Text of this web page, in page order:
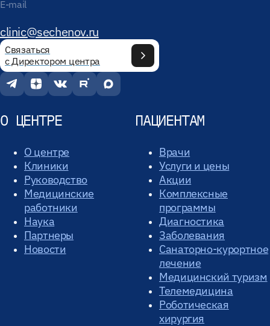
E-mail
clinic@sechenov.ru
Связаться
с Директором центра
О ЦЕНТРЕ
О центре
Клиники
Руководство
Медицинские
работники
Наука
Партнеры
Новости
ПАЦИЕНТАМ
Врачи
Услуги и цены
Акции
Комплексные
программы
Диагностика
Заболевания
Санаторно-курортное
лечение
Медицинский туризм
Телемедицина
Роботическая
хирургия